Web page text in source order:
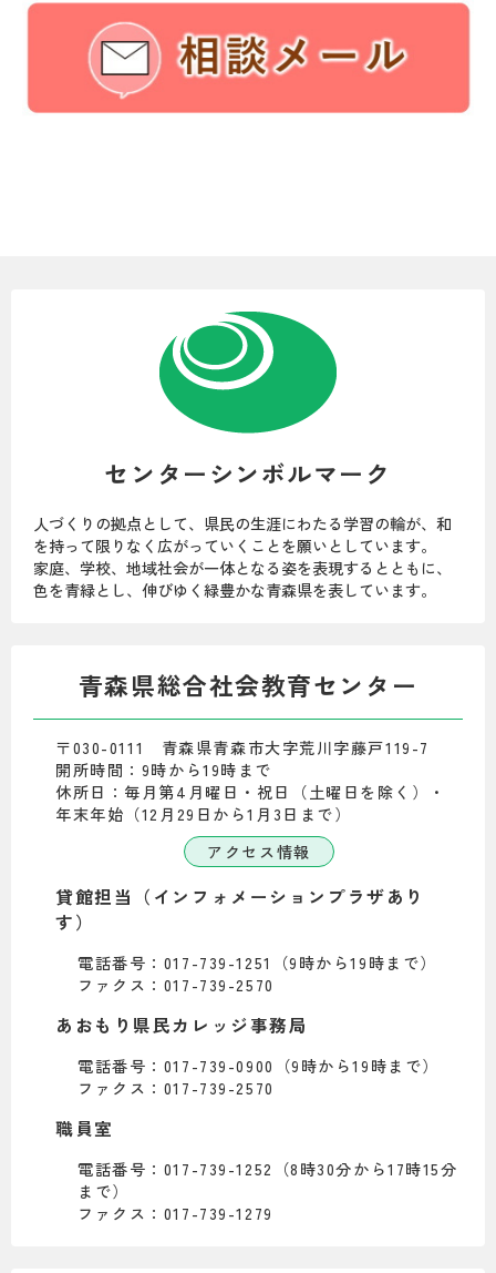
センターシンボルマーク
人づくりの拠点として、県民の生涯にわたる学習の輪が、和
を持って限りなく広がっていくことを願いとしています。
家庭、学校、地域社会が一体となる姿を表現するとともに、
色を青緑とし、伸びゆく緑豊かな青森県を表しています。
青森県総合社会教育センター
〒030-0111 青森県青森市大字荒川字藤戸119-7
開所時間：9時から19時まで
休所日：毎月第4月曜日・祝日（土曜日を除く）・
年末年始（12月29日から1月3日まで）
アクセス情報
貸館担当（インフォメーションプラザあり
す）
電話番号：017-739-1251（9時から19時まで）
ファクス：017-739-2570
あおもり県民カレッジ事務局
電話番号：017-739-0900（9時から19時まで）
ファクス：017-739-2570
職員室
電話番号：017-739-1252（8時30分から17時15分
まで）
ファクス：017-739-1279